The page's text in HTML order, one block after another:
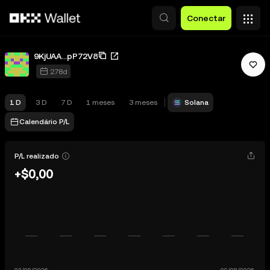
Conectar
9KjUAA...pP72V8
278d
1 D 3 D 7 D 1 meses 3 meses Solana
Calendário P/L
P/L realizado
+$0,00